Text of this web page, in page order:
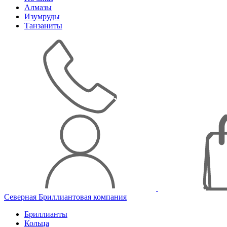
Алмазы
Изумруды
Танзаниты
Северная Бриллиантовая компания
Бриллианты
Кольца